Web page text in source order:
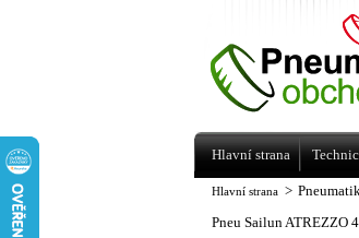
Hlavní strana >
Pneu Sailun ATREZZO
Levné pneumatiky
a litá kola Racing
Hlavní strana